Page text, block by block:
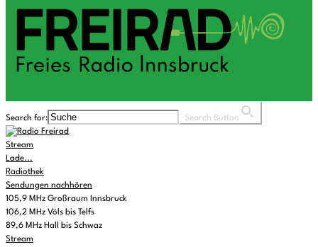
Search for: Search Button
Stream
Lade...
Radiothek
Sendungen nachhören
105,9 MHz Großraum Innsbruck
106,2 MHz Völs bis Telfs
89,6 MHz Hall bis Schwaz
Stream